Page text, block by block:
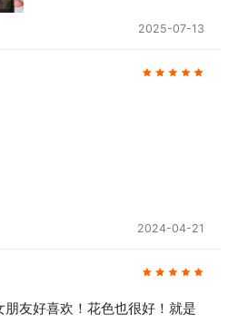
2025-07-13
2024-04-21
友好喜欢！花色也很好！就是